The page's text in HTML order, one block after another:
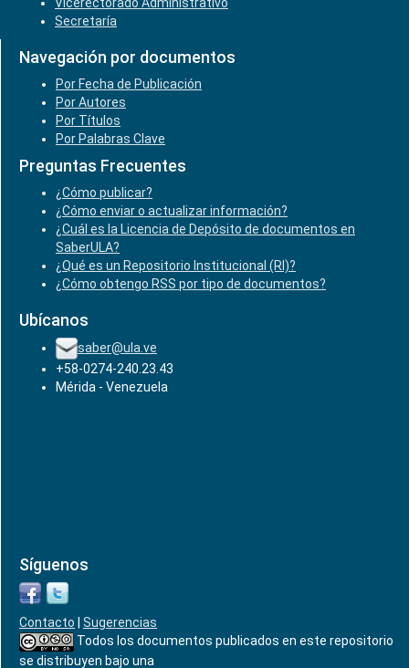
Secretaría
Navegación por documentos
Por Fecha de Publicación
Por Autores
Por Títulos
Por Palabras Clave
Preguntas Frecuentes
¿Cómo publicar?
¿Cómo enviar o actualizar información?
¿Cuál es la Licencia de Depósito de documentos en
SaberULA?
¿Qué es un Repositorio Institucional (RI)?
¿Cómo obtengo RSS por tipo de documentos?
Ubícanos
saber@ula.ve
+58-0274-240.23.43
Mérida - Venezuela
Síguenos
Contacto
Sugerencias
Todos los documentos publicados en este repositorio
se distribuyen bajo una